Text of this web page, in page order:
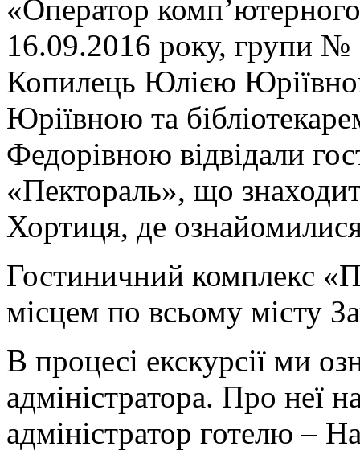
«Оператор
16.09.2016 року, групи №
Копилець Юлією
Юріївною та
Федорівною відвідали
«Пектораль», що
Хортиця, де
Гостиничний комплекс
місцем по всьому місту
В процесі екскурсії ми
адміністратора. Про неї
адміністратор готелю –